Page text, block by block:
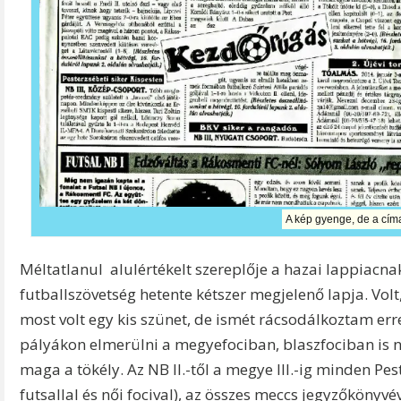
A kép gyenge, de a
Méltatlanul alulértékelt szereplője a hazai
futballszövetség hetente kétszer megjelenő lapja.
most volt egy kis szünet, de ismét rácsodálkoztam
pályákon elmerülni a megyefociban, blaszfociban is
maga a tökély. Az NB II.-től a megye III.-ig minden
futsallal és női focival), az összes meccs